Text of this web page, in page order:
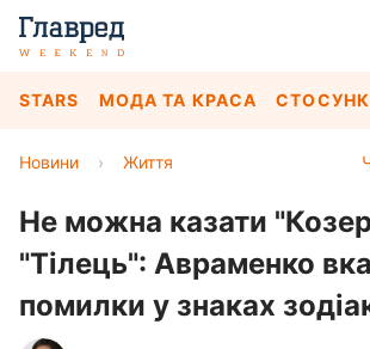
STARS МОДА ТА КРАСА
Новини › Життя
Не можна казати
"Тілець": Авраменко
помилки у знаках